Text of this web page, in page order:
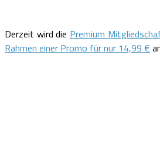
Derzeit wird die Premium
Rahmen einer Promo für nur 14,99 €